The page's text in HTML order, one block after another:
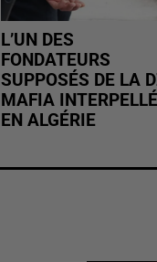
L’UN DES
FONDATEURS
SUPPOSÉS DE LA
MAFIA INTERPELLÉ
EN ALGÉRIE